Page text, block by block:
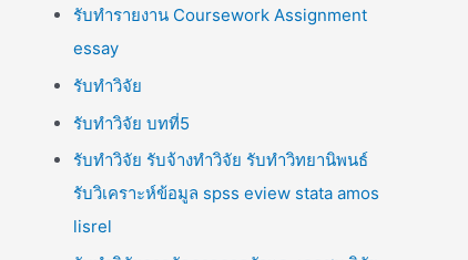
รับทำรายงาน Coursework Assignment
essay
รับทำวิจัย
รับทำวิจัย บทที่5
รับทำวิจัย รับจ้างทำวิจัย รับทำวิทยานิพนธ์
รับวิเคราะห์ข้อมูล spss eview stata amos
lisrel